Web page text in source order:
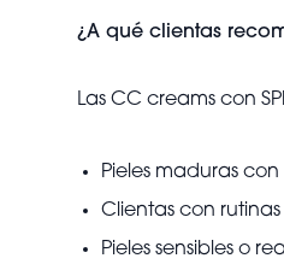
¿A qué clientas
Las CC creams con
Pieles maduras
Clientas con
Pieles sensibles o